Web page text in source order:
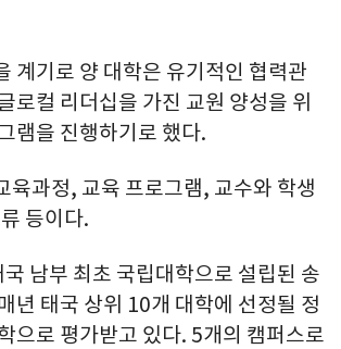
계기로 양 대학은 유기적인 협력관
로컬 리더십을 가진 교원 양성을 위
램을 진행하기로 했다.
육과정, 교육 프로그램, 교수와 학생
등이다.
남부 최초 국립대학으로 설립된 송
년 태국 상위 10개 대학에 선정될 정
으로 평가받고 있다. 5개의 캠퍼스로